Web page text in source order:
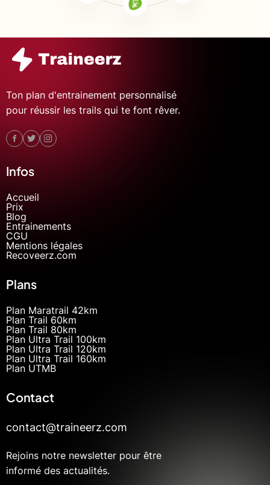
Ton plan d'entrainement personnalisé
pour réussir les trails qui te font rêver.
Infos
Accueil
Prix
Blog
Entrainements
CGU
Mentions légales
Recoveerz.com
Plans
Plan Maratrail 42km
Plan Trail 60km
Plan Trail 80km
Plan Ultra Trail 100km
Plan Ultra Trail 120km
Plan Ultra Trail 160km
Plan UTMB
Contact
contact@traineerz.com
Rejoins notre newsletter pour être
informé des actualités.